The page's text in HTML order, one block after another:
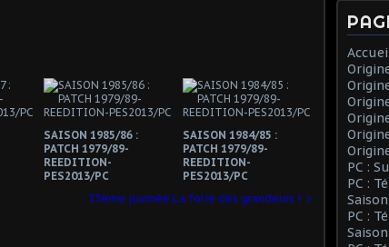
SAISON 1985/86 :
PATCH 1979/89-
REEDITION-
PES2013/PC
SAISON 1984/85 :
PATCH 1979/89-
REEDITION-
PES2013/PC
33ème journée:La folie des grandeurs !
PC :
PC :
PC :